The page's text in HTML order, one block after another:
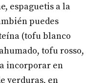
espaguetis a la
puedes
(tofu blanco
tofu rosso,
incorporar en
verduras, en